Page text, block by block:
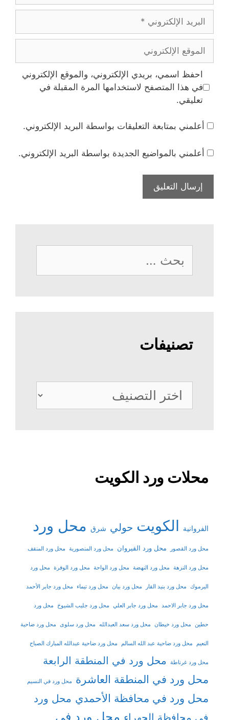
البريد
الإلكتروني
الموقع
الإلكتروني
احفظ اسمي، بريدي الإلكتروني، والموقع الإلكتروني
في هذا المتصفح لاستخدامها المرة المقبلة في
تعليقي.
أعلمني بمتابعة التعليقات بواسطة البريد الإلكتروني.
أعلمني بالمواضيع الجديدة بواسطة البريد الإلكتروني.
عن:
تصنيفات
تصنيفات
محلات ورد الكويت
الفروانية الكويت حولي شرق محل ورد
محل ورد القصور محل ورد القيروان محل ورد المنصورية محل ورد المنقف
محل ورد النزهة محل ورد النهضة محل ورد الواحة محل ورد الوفرة محل ورد
اليرموك محل ورد بنيد القار محل ورد بيان محل ورد تيماء محل ورد جابر الأحمد
محل ورد جابر الاحمد محل ورد جابر العلي محل ورد جليب الشيوخ محل ورد
حطين محل ورد خيطان محل ورد سعد العبدالله محل ورد سلوى محل ورد ضاحية
النعيم محل ورد ضاحية عبد الله السالم محل ورد ضاحية عبدالله المبارك الصباح
محل ورد غرناطة
محل ورد في المنطقة الرابعة
محل ورد في المنطقة العاشرة
محل ورد في النسيم
محل ورد في محافظة الأحمدي محل ورد
في محافظة الجهراء محل ورد في